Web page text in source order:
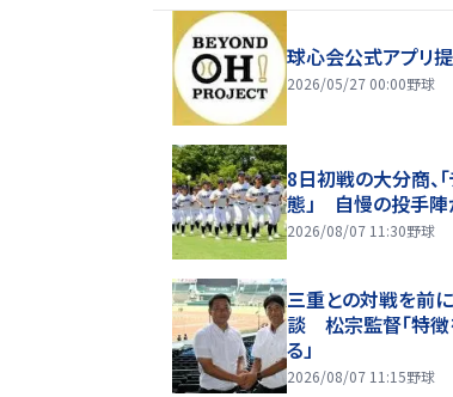
球心会公式アプリ提
2026/05/27 00:00野球
8日初戦の大分商、
態」 自慢の投手陣
2026/08/07 11:30野球
三重との対戦を前
談 松宗監督「特徴
る」
2026/08/07 11:15野球